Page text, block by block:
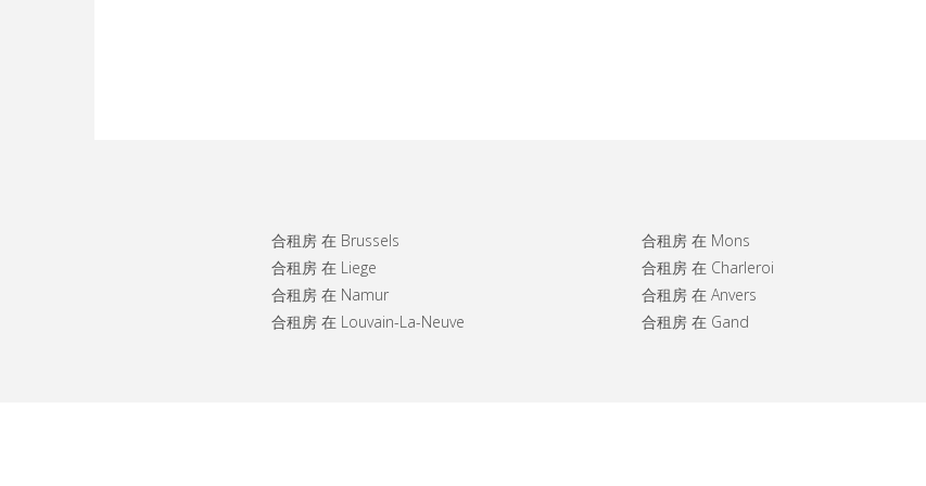
合租房 在 Brussels
合租房 在 Liege
合租房 在 Namur
合租房 在 Louvain-La-Neuve
合租房 在 Mons
合租房 在 Charleroi
合租房 在 Anvers
合租房 在 Gand